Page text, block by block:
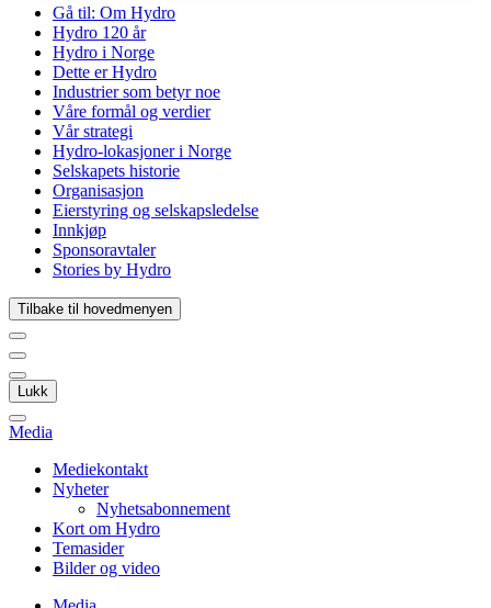
Gå til: Om Hydro
Hydro 120 år
Hydro i Norge
Dette er Hydro
Industrier som betyr noe
Våre formål og verdier
Vår strategi
Hydro-lokasjoner i Norge
Selskapets historie
Organisasjon
Eierstyring og selskapsledelse
Innkjøp
Sponsoravtaler
Stories by Hydro
Tilbake til hovedmenyen
Lukk
Media
Mediekontakt
Nyheter
Nyhetsabonnement
Kort om Hydro
Temasider
Bilder og video